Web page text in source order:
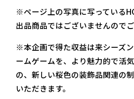
※ページ上の写真に写っている
出品商品ではございませんので
※本企画で得た収益は来シーズ
ームゲームを、より魅力的で活
の、新しい桜色の装飾品関連の
いただきます。